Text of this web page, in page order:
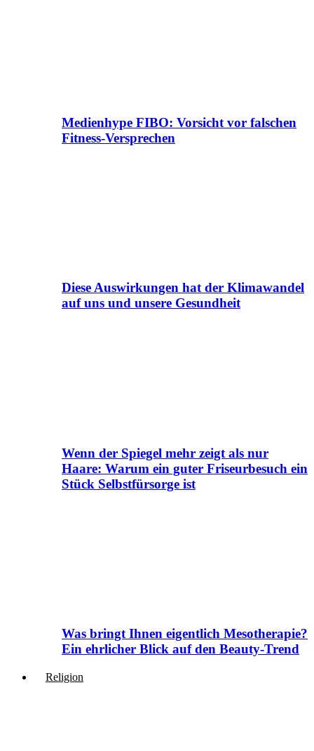
Medienhype FIBO: Vorsicht vor falschen
Fitness-Versprechen
Diese Auswirkungen hat der Klimawandel
auf uns und unsere Gesundheit
Wenn der Spiegel mehr zeigt als nur
Haare: Warum ein guter Friseurbesuch ein
Stück Selbstfürsorge ist
Was bringt Ihnen eigentlich Mesotherapie?
Ein ehrlicher Blick auf den Beauty-Trend
Religion